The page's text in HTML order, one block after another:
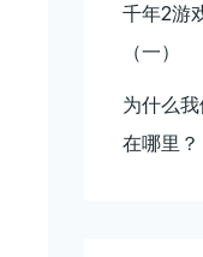
千年2游
（一）
为什么
在哪里？